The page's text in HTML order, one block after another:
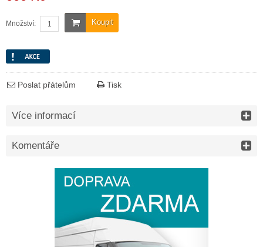
Koupit
Množství:
Poslat přátelům Tisk
Více informací
Komentáře